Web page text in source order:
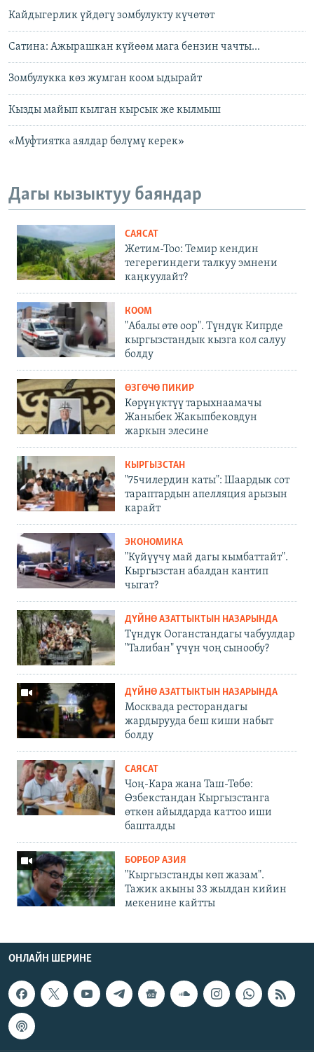
Кайдыгерлик үйдөгү зомбулукту күчөтөт
Сатина: Ажырашкан күйөөм мага бензин чачты...
Зомбулукка көз жумган коом ыдырайт
Кызды майып кылган кырсык же кылмыш
«Муфтиятка аялдар бөлүмү керек»
Дагы кызыктуу баяндар
САЯСАТ
Жетим-Тоо: Темир кендин
тегерегиндеги талкуу эмнени
каңкуулайт?
КООМ
"Абалы өтө оор". Түндүк Кипрде
кыргызстандык кызга кол салуу
болду
ӨЗГӨЧӨ ПИКИР
Көрүнүктүү тарыхнаамачы
Жаныбек Жакыпбековдун
жаркын элесине
КЫРГЫЗСТАН
"75чилердин каты": Шаардык сот
тараптардын апелляция арызын
карайт
ЭКОНОМИКА
"Күйүүчү май дагы кымбаттайт".
Кыргызстан абалдан кантип
чыгат?
ДҮЙНӨ АЗАТТЫКТЫН НАЗАРЫНДА
Түндүк Ооганстандагы чабуулдар
"Талибан" үчүн чоң сынообу?
ДҮЙНӨ АЗАТТЫКТЫН НАЗАРЫНДА
Москвада ресторандагы
жардырууда беш киши набыт
болду
САЯСАТ
Чоң-Кара жана Таш-Төбө:
Өзбекстандан Кыргызстанга
өткөн айылдарда каттоо иши
башталды
БОРБОР АЗИЯ
"Кыргызстанды көп жазам".
Тажик акыны 33 жылдан кийин
мекенине кайтты
ОНЛАЙН ШЕРИНЕ